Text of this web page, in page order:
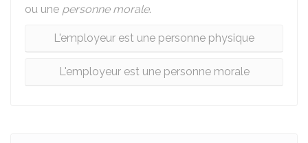
ou une personne morale.
L'employeur est une personne physique
L'employeur est une personne morale